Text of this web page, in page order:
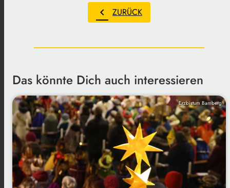
chevron_left ZURÜCK
Das könnte Dich auch interessieren
Erzbistum Bamberg